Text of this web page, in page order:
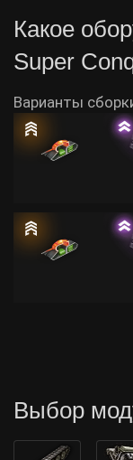
Какое
Super
Варианты
Выбор